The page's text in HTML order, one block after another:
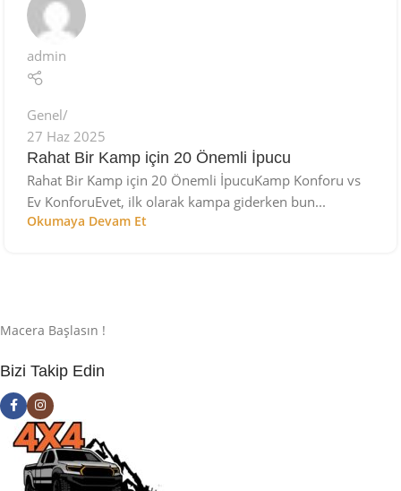
admin
Genel
27 Haz 2025
Rahat Bir Kamp için 20 Önemli İpucu
Rahat Bir Kamp için 20 Önemli İpucuKamp Konforu vs
Ev KonforuEvet, ilk olarak kampa giderken bun...
Okumaya Devam Et
Macera Başlasın !
Bizi Takip Edin